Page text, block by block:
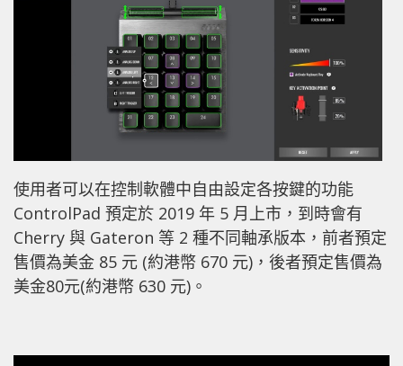
使用者可以在控制軟體中自由設定各按鍵的功能
ControlPad 預定於 2019 年 5 月上市，到時會有
Cherry 與 Gateron 等 2 種不同軸承版本，前者預定
售價為美金 85 元 (約港幣 670 元)，後者預定售價為
美金80元(約港幣 630 元)。